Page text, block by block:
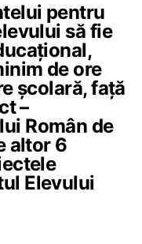
pentru
să fie
de ore
școlară, față
–
Român de
altor 6
Elevului